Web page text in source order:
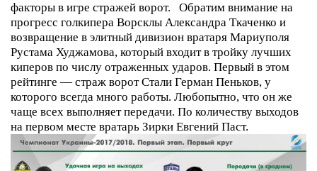
факторы в игре стражей ворот.
Обратим внимание на
прогресс голкипера Ворсклы Александра Ткаченко и
возвращение в элитный дивизион вратаря Мариуполя
Рустама Худжамова, который входит в тройку лучших
киперов по числу отраженных ударов. Первый в этом
рейтинге — страж ворот Стали Герман Пеньков, у
которого всегда много работы. Любопытно, что он же
чаще всех выполняет передачи. По количеству выходов
на первом месте вратарь Зирки Евгений Паст.